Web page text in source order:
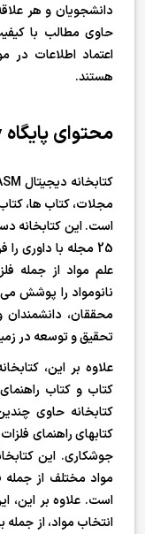
دانشجویان و هر
حاوی مطالب با
اعتماد اطلاعات در
هستند.
محتوای پایگاه ASM Digital Library
مجلات، کتاب ها،
25 مجله با داوری
علم مواد از جمله
نانومواد را پوشش
محققان،
تحقیق و توسعه در
کتاب و کتاب
کتابخانه حاوی
کتابهای راهنمای
جوشکاری. این
مواد مختلف از جمله
است. علاوه بر این،
انتخاب مواد، از جمله